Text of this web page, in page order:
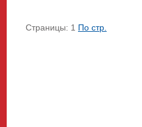
Страницы: 1 По стр.